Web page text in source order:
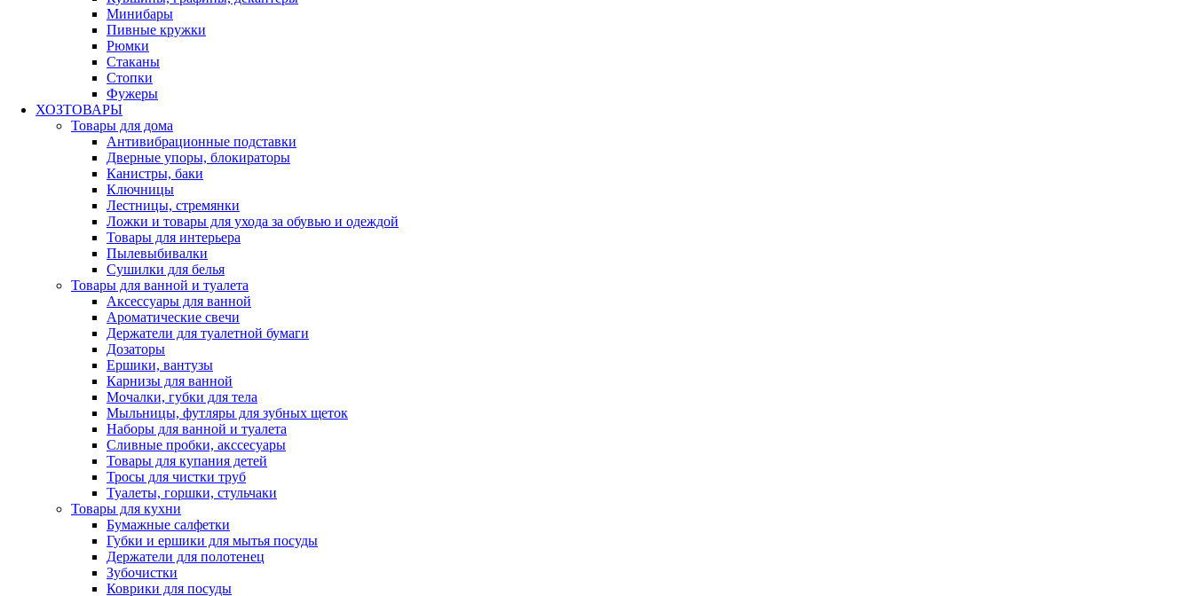
Минибары
Пивные кружки
Рюмки
Стаканы
Стопки
Фужеры
ХОЗТОВАРЫ
Товары для дома
Антивибрационные подставки
Дверные упоры, блокираторы
Канистры, баки
Ключницы
Лестницы, стремянки
Ложки и товары для ухода за обувью и одеждой
Товары для интерьера
Пылевыбивалки
Сушилки для белья
Товары для ванной и туалета
Аксессуары для ванной
Ароматические свечи
Держатели для туалетной бумаги
Дозаторы
Ершики, вантузы
Карнизы для ванной
Мочалки, губки для тела
Мыльницы, футляры для зубных щеток
Наборы для ванной и туалета
Сливные пробки, акссесуары
Товары для купания детей
Тросы для чистки труб
Туалеты, горшки, стульчаки
Товары для кухни
Бумажные салфетки
Губки и ершики для мытья посуды
Держатели для полотенец
Зубочистки
Коврики для посуды